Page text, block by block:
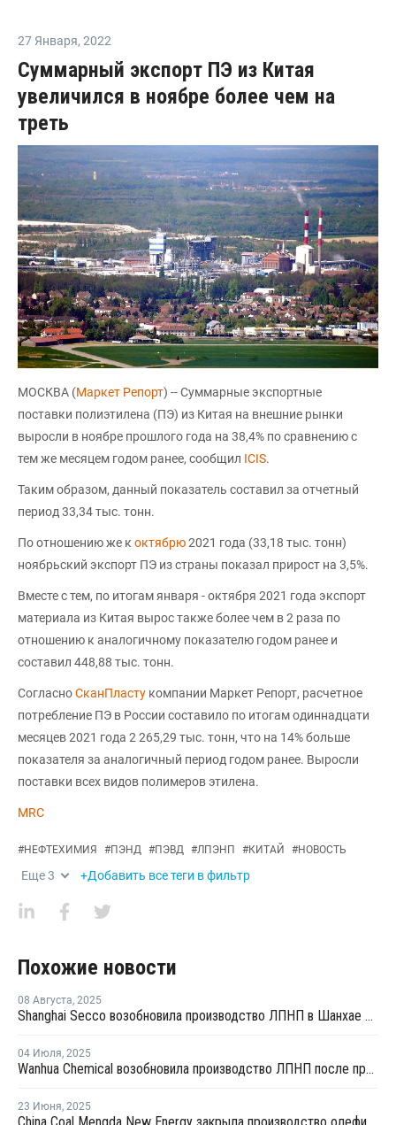
27 Января, 2022
Суммарный экспорт ПЭ из Китая
увеличился в ноябре более чем на
треть
МОСКВА (Маркет Репорт) -- Суммарные экспортные
поставки полиэтилена (ПЭ) из Китая на внешние рынки
выросли в ноябре прошлого года на 38,4% по сравнению с
тем же месяцем годом ранее, сообщил ICIS.
Таким образом, данный показатель составил за отчетный
период 33,34 тыс. тонн.
По отношению же к октябрю2021 года (33,18 тыс. тонн)
ноябрьский экспорт ПЭ из страны показал прирост на 3,5%.
Вместе с тем, по итогам января - октября 2021 года экспорт
материала из Китая вырос также более чем в 2 раза по
отношению к аналогичному показателю годом ранее и
составил 448,88 тыс. тонн.
СогласноСканПласту компании Маркет Репорт, расчетное
потребление ПЭ в России составило по итогам одиннадцати
месяцев 2021 года 2 265,29 тыс. тонн, что на 14% больше
показателя за аналогичный период годом ранее. Выросли
поставки всех видов полимеров этилена.
MRC
#НЕФТЕХИМИЯ #ПЭНД #ПЭВД #ЛПЭНП #КИТАЙ #НОВОСТЬ
Еще3 +Добавить все теги в фильтр
Похожие новости
08 Августа, 2025
Shanghai Secco возобновила производство ЛПНП в Шанхае после ремонта
04 Июля, 2025
Wanhua Chemical возобновила производство ЛПНП после профилактики
23 Июня, 2025